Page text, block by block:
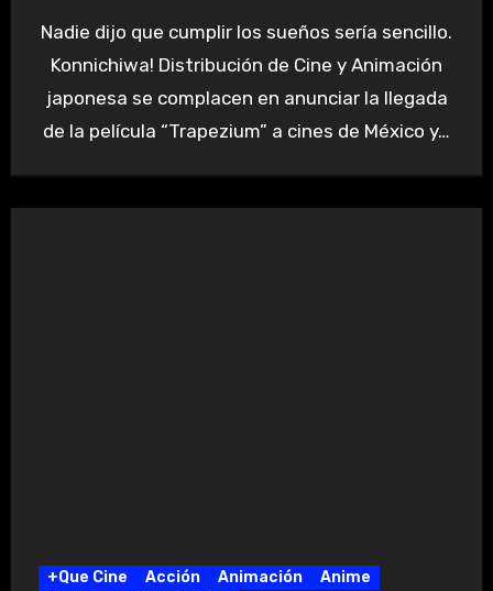
Nadie dijo que cumplir los sueños sería sencillo.
Konnichiwa! Distribución de Cine y Animación
japonesa se complacen en anunciar la llegada
de la película “Trapezium” a cines de México y…
+Que Cine Acción Animación
Anime